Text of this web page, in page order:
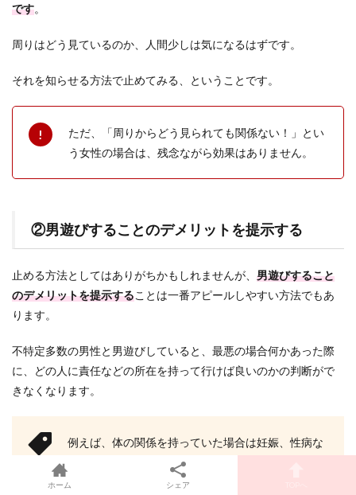
です。
周りはどう見ているのか、人間少しは気になるはずです。
それを知らせる方法で止めてみる、ということです。
ただ、「周りからどう見られても関係ない！」とい
う女性の場合は、残念ながら効果はありません。
②男遊びすることのデメリットを提示する
止める方法としてはありがちかもしれませんが、 男遊びすること
のデメリットを提示することは一番アピールしやすい方法でもあ
ります。
不特定多数の男性と男遊びしていると、最悪の場合何かあった際
に、どの人に責任などの所在を持って行けば良いのかの判断がで
きなくなります。
例えば、体の関係を持っていた場合は妊娠、性病な
ホーム シェア